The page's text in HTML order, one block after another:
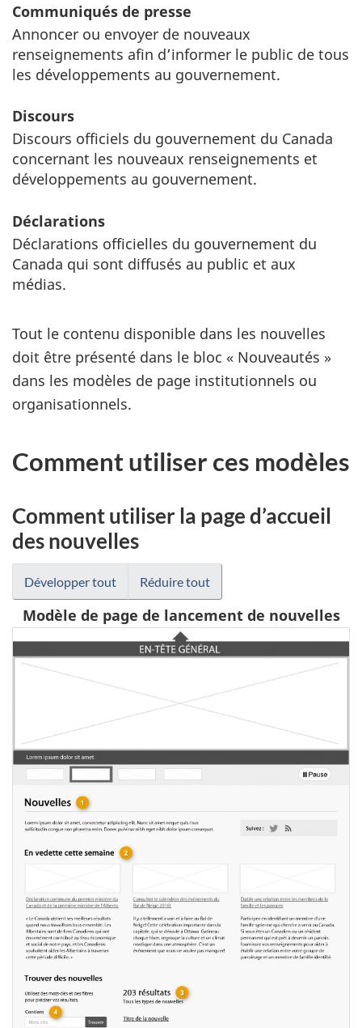
Communiqués de presse
Annoncer ou envoyer de nouveaux
renseignements afin d’informer le public de tous
les développements au gouvernement.
Discours
Discours officiels du gouvernement du Canada
concernant les nouveaux renseignements et
développements au gouvernement.
Déclarations
Déclarations officielles du gouvernement du
Canada qui sont diffusés au public et aux
médias.
Tout le contenu disponible dans les nouvelles
doit être présenté dans le bloc « Nouveautés »
dans les modèles de page institutionnels ou
organisationnels.
Comment utiliser ces modèles
Comment utiliser la page d’accueil
des nouvelles
Développer tout Réduire tout
Modèle de page de lancement de nouvelles